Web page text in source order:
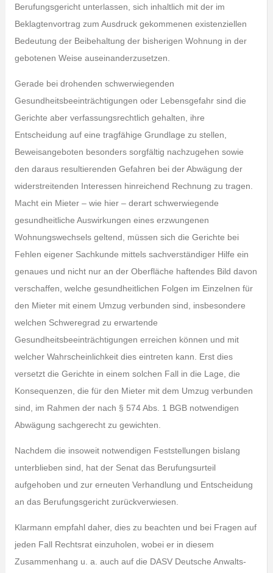
Berufungsgericht unterlassen, sich inhaltlich mit der im
Beklagtenvortrag zum Ausdruck gekommenen existenziellen
Bedeutung der Beibehaltung der bisherigen Wohnung in der
gebotenen Weise auseinanderzusetzen.
Gerade bei drohenden schwerwiegenden
Gesundheitsbeeinträchtigungen oder Lebensgefahr sind die
Gerichte aber verfassungsrechtlich gehalten, ihre
Entscheidung auf eine tragfähige Grundlage zu stellen,
Beweisangeboten besonders sorgfältig nachzugehen sowie
den daraus resultierenden Gefahren bei der Abwägung der
widerstreitenden Interessen hinreichend Rechnung zu tragen.
Macht ein Mieter – wie hier – derart schwerwiegende
gesundheitliche Auswirkungen eines erzwungenen
Wohnungswechsels geltend, müssen sich die Gerichte bei
Fehlen eigener Sachkunde mittels sachverständiger Hilfe ein
genaues und nicht nur an der Oberfläche haftendes Bild davon
verschaffen, welche gesundheitlichen Folgen im Einzelnen für
den Mieter mit einem Umzug verbunden sind, insbesondere
welchen Schweregrad zu erwartende
Gesundheitsbeeinträchtigungen erreichen können und mit
welcher Wahrscheinlichkeit dies eintreten kann. Erst dies
versetzt die Gerichte in einem solchen Fall in die Lage, die
Konsequenzen, die für den Mieter mit dem Umzug verbunden
sind, im Rahmen der nach § 574 Abs. 1 BGB notwendigen
Abwägung sachgerecht zu gewichten.
Nachdem die insoweit notwendigen Feststellungen bislang
unterblieben sind, hat der Senat das Berufungsurteil
aufgehoben und zur erneuten Verhandlung und Entscheidung
an das Berufungsgericht zurückverwiesen.
Klarmann empfahl daher, dies zu beachten und bei Fragen auf
jeden Fall Rechtsrat einzuholen, wobei er in diesem
Zusammenhang u. a. auch auf die DASV Deutsche Anwalts-